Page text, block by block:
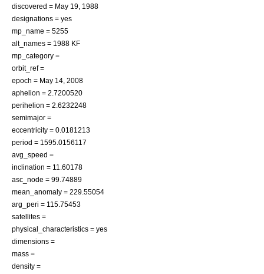
discovered = May 19 1988
designations = yes
mp_name = 5255
alt_names = 1988 KF
mp_category =
orbit_ref =
epoch = May 14 2008
aphelion = 2.7200520
perihelion = 2.6232248
semimajor =
eccentricity = 0.0181213
period = 1595.0156117
avg_speed =
inclination = 11.60178
asc_node = 99.74889
mean_anomaly = 229.55054
arg_peri = 115.75453
satellites =
physical_characteristics = yes
dimensions =
mass =
density =